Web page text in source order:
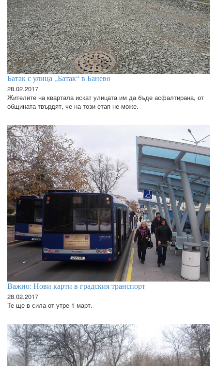
Батак с улица „Батак“ в Банево
28.02.2017
Жителите на квартала искат улицата им да бъде асфалтирана, от
общината твърдят, че на този етап не може.
Важно: Нови карти в градския транспорт
28.02.2017
Те ще в сила от утре-1 март.